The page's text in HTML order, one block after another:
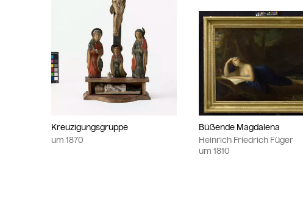
Kreuzigungsgruppe
um 1870
Büßende Magdalena
Heinrich Friedrich Füger
um1810